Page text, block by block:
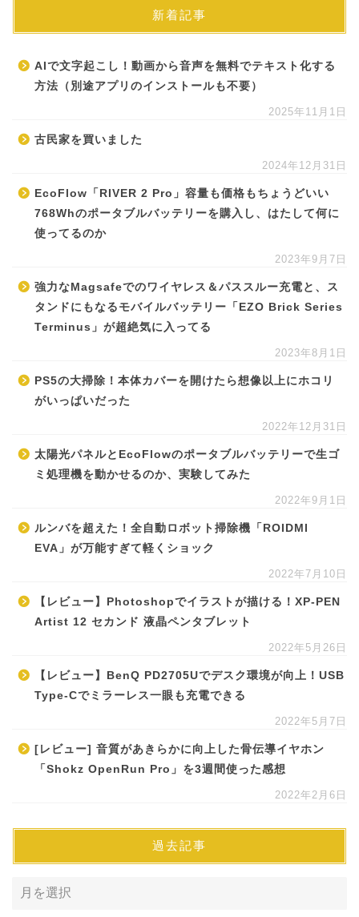
新着記事
AIで文字起こし！動画から音声を無料でテキスト化する
方法（別途アプリのインストールも不要）
2025年11月1日
古民家を買いました
2024年12月31日
EcoFlow「RIVER 2 Pro」容量も価格もちょうどいい
768Whのポータブルバッテリーを購入し、はたして何に
使ってるのか
2023年9月7日
強力なMagsafeでのワイヤレス＆パススルー充電と、ス
タンドにもなるモバイルバッテリー「EZO Brick Series
Terminus」が超絶気に入ってる
2023年8月1日
PS5の大掃除！本体カバーを開けたら想像以上にホコリ
がいっぱいだった
2022年12月31日
太陽光パネルとEcoFlowのポータブルバッテリーで生ゴ
ミ処理機を動かせるのか、実験してみた
2022年9月1日
ルンバを超えた！全自動ロボット掃除機「ROIDMI
EVA」が万能すぎて軽くショック
2022年7月10日
【レビュー】Photoshopでイラストが描ける！XP-PEN
Artist 12 セカンド 液晶ペンタブレット
2022年5月26日
【レビュー】BenQ PD2705Uでデスク環境が向上！USB
Type-Cでミラーレス一眼も充電できる
2022年5月7日
[レビュー] 音質があきらかに向上した骨伝導イヤホン
「Shokz OpenRun Pro」を3週間使った感想
2022年2月6日
過去記事